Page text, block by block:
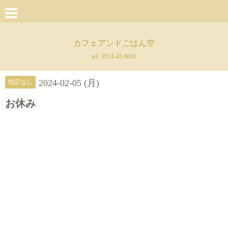
カフェアンドごはん空
tel : 0551-45-9610
指定なし 2024-02-05 (月)
お休み